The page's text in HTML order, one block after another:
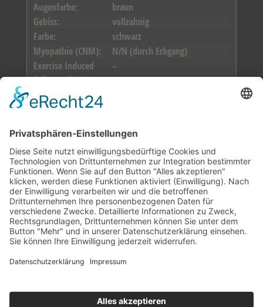
Augenfarbe:
braun
Gebiss:
vollzahnig
Farbe:
schwarz
Myopathie (CNM):
N/N (durch Erbgang)
Exercise Induced
Collapse (EIC):
–
Hereditäre Nasale
Parakeratose (HNPK)
Formwert:
vorzüglich
Prüfungen:
Wesenstest, ZZL
Titel:
–
Züchter:
Bettina Lindemann
Datenbank Labrador Club Deutschland